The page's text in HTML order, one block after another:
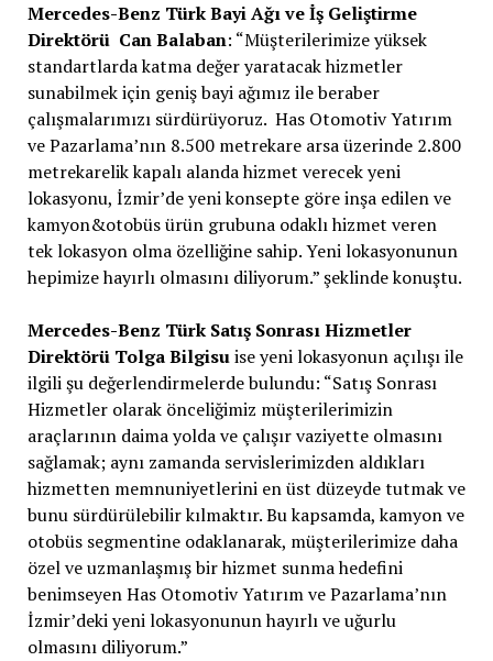
Mercedes-Benz Türk Bayi Ağı ve İş Geliştirme
Direktörü Can Balaban: “Müşterilerimize yüksek
standartlarda katma değer yaratacak hizmetler
sunabilmek için geniş bayi ağımız ile beraber
çalışmalarımızı sürdürüyoruz. Has Otomotiv Yatırım
ve Pazarlama’nın 8.500 metrekare arsa üzerinde 2.800
metrekarelik kapalı alanda hizmet verecek yeni
lokasyonu, İzmir’de yeni konsepte göre inşa edilen ve
kamyon&otobüs ürün grubuna odaklı hizmet veren
tek lokasyon olma özelliğine sahip. Yeni lokasyonunun
hepimize hayırlı olmasını diliyorum.” şeklinde konuştu.
Mercedes-Benz Türk Satış Sonrası Hizmetler
Direktörü Tolga Bilgisuise yeni lokasyonun açılışı ile
ilgili şu değerlendirmelerde bulundu: “Satış Sonrası
Hizmetler olarak önceliğimiz müşterilerimizin
araçlarının daima yolda ve çalışır vaziyette olmasını
sağlamak; aynı zamanda servislerimizden aldıkları
hizmetten memnuniyetlerini en üst düzeyde tutmak ve
bunu sürdürülebilir kılmaktır. Bu kapsamda, kamyon ve
otobüs segmentine odaklanarak, müşterilerimize daha
özel ve uzmanlaşmış bir hizmet sunma hedefini
benimseyen Has Otomotiv Yatırım ve Pazarlama’nın
İzmir’deki yeni lokasyonunun hayırlı ve uğurlu
olmasını diliyorum.”